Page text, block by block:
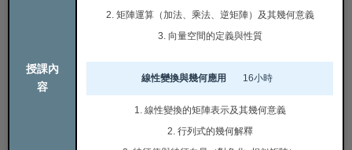
授課內
容
2. 矩陣運算（加法、乘法、逆矩陣）及其幾何意義
3. 向量空間的定義與性質
線性變換與幾何應用 16小時
1. 線性變換的矩陣表示及其幾何意義
2. 行列式的幾何解釋